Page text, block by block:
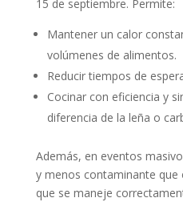
15 de septiembre. Permite:
Mantener un calor
volúmenes de alimentos.
Reducir tiempos de
Cocinar con eficiencia y
diferencia de la leña o
Además, en eventos
y menos contaminante
que se maneje